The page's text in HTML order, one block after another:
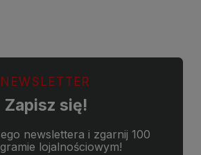
NEWSLETTER
Zapisz się!
newslettera i zgarnij 100
lojalnościowym!